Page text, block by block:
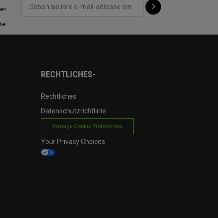
RECHTLICHES-
Rechtliches
Datenschutzrichtlinie
Manage Cookie Preferences
Your Privacy Choices